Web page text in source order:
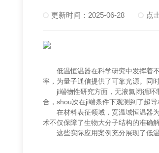
更新时间：2025-06-28 点
低温恒温器在科学研究中发挥着
率，为量子通信提供了可靠光源。同
ji端物性研究方面，无液氦闭循
合，shou次在ji端条件下观测到了超导
在材料表征领域，宽温域恒温器
术不仅保障了生物大分子结构的准确
这些实际应用案例充分展现了低